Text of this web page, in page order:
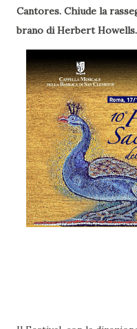
Cantores. Chiude la
brano di Herbert Howells.